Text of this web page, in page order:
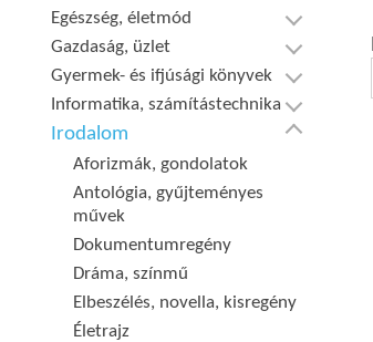
Egészség, életmód
Gazdaság, üzlet
Gyermek- és ifjúsági könyvek
Informatika, számítástechnika
Irodalom
Aforizmák, gondolatok
Antológia, gyűjteményes
művek
Dokumentumregény
Dráma, színmű
Elbeszélés, novella, kisregény
Életrajz